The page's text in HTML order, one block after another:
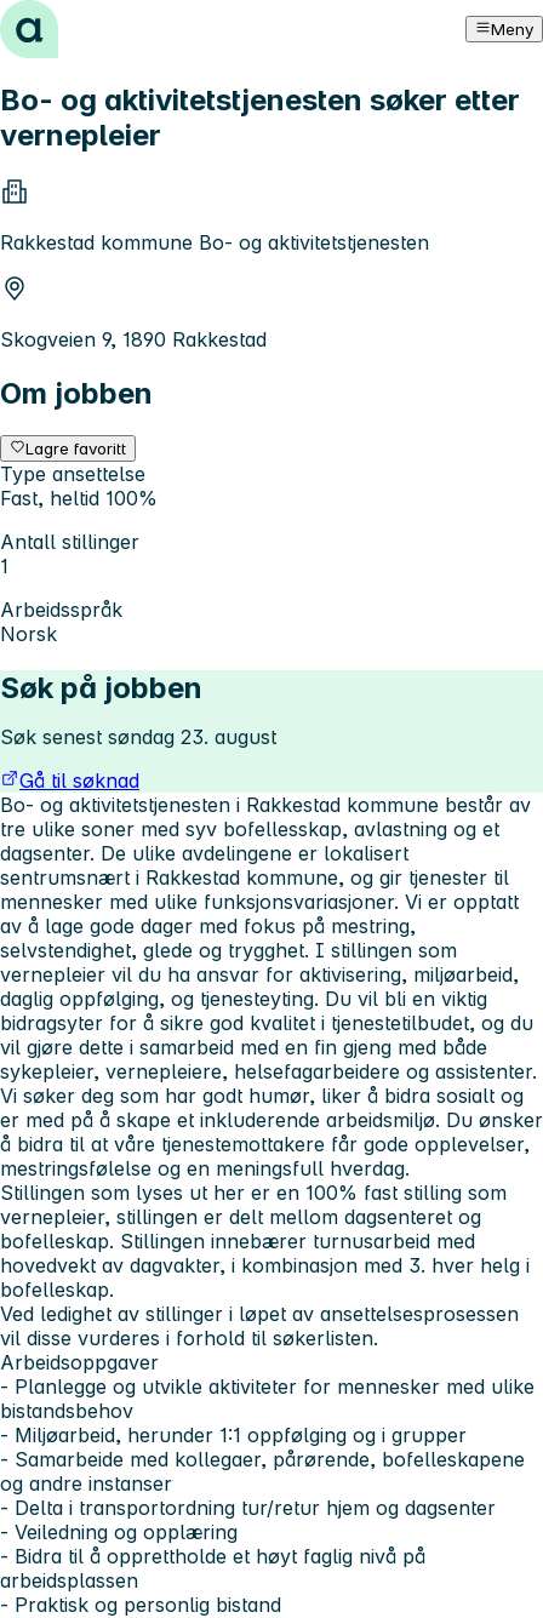
Hopp til innhold Meny
Bo- og aktivitetstjenesten søker etter
vernepleier
Rakkestad kommune Bo- og aktivitetstjenesten
Skogveien 9, 1890 Rakkestad
Om jobben
Lagre favoritt
Type ansettelse
Fast, heltid 100%
Antall stillinger
1
Arbeidsspråk
Norsk
Søk på jobben
Søk senest søndag 23. august
Gå til søknad
Bo- og aktivitetstjenesten i Rakkestad kommune består av
tre ulike soner med syv bofellesskap, avlastning og et
dagsenter. De ulike avdelingene er lokalisert
sentrumsnært i Rakkestad kommune, og gir tjenester til
mennesker med ulike funksjonsvariasjoner. Vi er opptatt
av å lage gode dager med fokus på mestring,
selvstendighet, glede og trygghet. I stillingen som
vernepleier vil du ha ansvar for aktivisering, miljøarbeid,
daglig oppfølging, og tjenesteyting. Du vil bli en viktig
bidragsyter for å sikre god kvalitet i tjenestetilbudet, og du
vil gjøre dette i samarbeid med en fin gjeng med både
sykepleier, vernepleiere, helsefagarbeidere og assistenter.
Vi søker deg som har godt humør, liker å bidra sosialt og
er med på å skape et inkluderende arbeidsmiljø. Du ønsker
å bidra til at våre tjenestemottakere får gode opplevelser,
mestringsfølelse og en meningsfull hverdag.
Stillingen som lyses ut her er en 100% fast stilling som
vernepleier, stillingen er delt mellom dagsenteret og
bofelleskap. Stillingen innebærer turnusarbeid med
hovedvekt av dagvakter, i kombinasjon med 3. hver helg i
bofelleskap.
Ved ledighet av stillinger i løpet av ansettelsesprosessen
vil disse vurderes i forhold til søkerlisten.
Arbeidsoppgaver
- Planlegge og utvikle aktiviteter for mennesker med ulike
bistandsbehov
- Miljøarbeid, herunder 1:1 oppfølging og i grupper
- Samarbeide med kollegaer, pårørende, bofelleskapene
og andre instanser
- Delta i transportordning tur/retur hjem og dagsenter
- Veiledning og opplæring
- Bidra til å opprettholde et høyt faglig nivå på
arbeidsplassen
- Praktisk og personlig bistand